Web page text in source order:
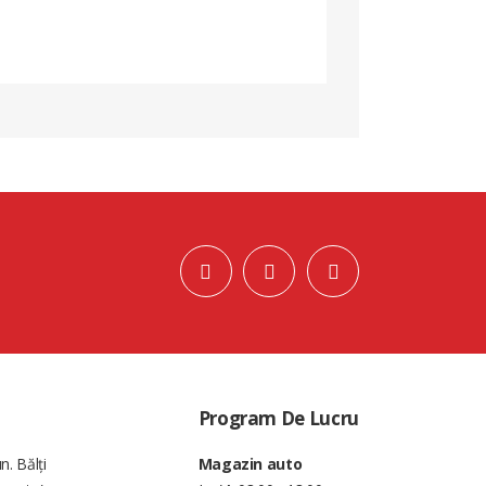
Bălți
Program De Lucru
Magazin auto